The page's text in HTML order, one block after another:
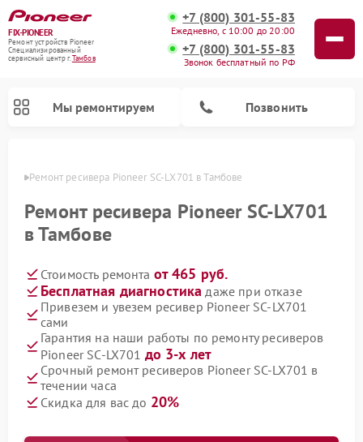
FIX-PIONEER
Ремонт устройств Pioneer
Специализированный
cервисный центр г.Тамбов
+7 (800) 301-55-83
Ежедневно, с 10:00 до 20:00
+7 (800) 301-55-83
Звонок бесплатный по РФ
Мы ремонтируем Позвонить
Ремонт ресивера Pioneer SC-LX701 в Тамбове
Ремонт ресивера Pioneer SC-LX701
в Тамбове
Стоимость ремонта от 465 руб.
Бесплатная диагностика даже при отказе
Привезем и увезем ресивер Pioneer SC-LX701
сами
Гарантия на наши работы по ремонту ресиверов
Pioneer SC-LX701 до 3-х лет
Срочный ремонт ресиверов Pioneer SC-LX701 в
течении часа
Скидка для вас до 20%